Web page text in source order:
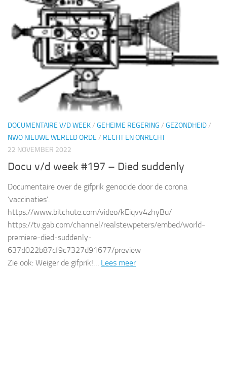
DOCUMENTAIRE V/D WEEK/ GEHEIME REGERING / GEZONDHEID/
NWO NIEUWE WERELD ORDE / RECHT EN ONRECHT
22 NOVEMBER 2022
Docu v/d week #197 – Died suddenly
Documentaire over de gifprik genocide door de corona
‘vaccinaties’.
https://www.bitchute.com/video/kEiqvv4zhyBu/
https://tv.gab.com/channel/realstewpeters/embed/world-
premiere-died-suddenly-
637d022b87cf9c7327d91677/preview
Zie ook: Weiger de gifprik!… Lees meer